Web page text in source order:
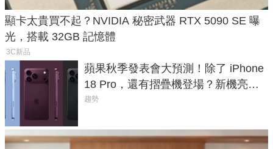
顯卡太貴買不起？NVIDIA 秘密武器 RTX 5090 SE 曝
光，搭載 32GB 記憶體
3C新品
蘋果秋季發表會大預測！除了 iPhone
18 Pro，還有摺疊機登場？新機亮點
預測一次看
趨勢